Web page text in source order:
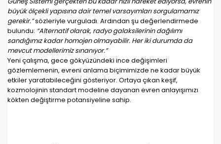
büyük ölçekli yapısına dair temel varsayımları sorgulamamız
gerekir.”sözleriyle vurguladı. Ardından şu değerlendirmede
bulundu: “Alternatif olarak, radyo galaksilerinin dağılımı
sandığımız kadar homojen olmayabilir. Her iki durumda da
mevcut modellerimiz sınanıyor.”
Yeni çalışma, gece gökyüzündeki ince değişimleri
gözlemlemenin, evreni anlama biçimimizde ne kadar büyük
etkiler yaratabileceğini gösteriyor. Ortaya çıkan keşif,
kozmolojinin standart modeline dayanan evren anlayışımızı
kökten değiştirme potansiyeline sahip.